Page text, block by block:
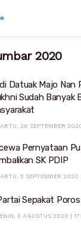
2020
Datuak Majo Nan
Sudah Banyak
26 SEPTEMBER
Pernyataan
SK PDIP
5 SEPTEMBER
Sepakat
3 AGUSTUS 2020 |